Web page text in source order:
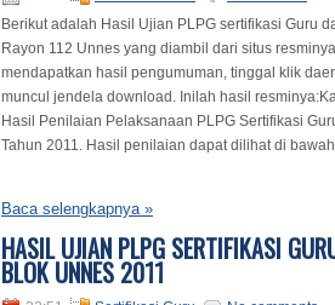
Berikut adalah Hasil Ujian PLPG sertifikasi Guru
Rayon 112 Unnes yang diambil dari situs
mendapatkan hasil pengumuman, tinggal klik
muncul jendela download. Inilah hasil
Hasil Penilaian Pelaksanaan PLPG Sertifikasi
Tahun 2011. Hasil penilaian dapat dilihat di
Baca selengkapnya »
HASIL UJIAN PLPG SERTIFIKASI
BLOK UNNES 2011